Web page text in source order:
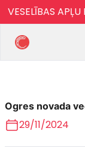
VESELĪBAS
Ogres novada
29/11/2024